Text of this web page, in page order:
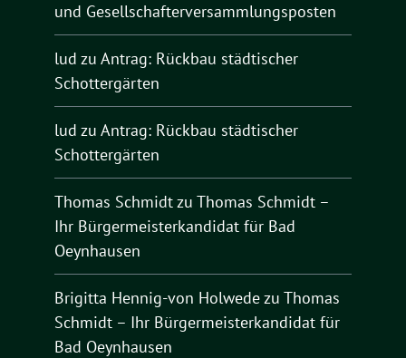
und Gesellschafterversammlungsposten
lud zu Antrag: Rückbau städtischer
Schottergärten
lud zu Antrag: Rückbau städtischer
Schottergärten
Thomas Schmidtzu Thomas Schmidt –
Ihr Bürgermeisterkandidat für Bad
Oeynhausen
Brigitta Hennig-von Holwedezu Thomas
Schmidt – Ihr Bürgermeisterkandidat für
Bad Oeynhausen